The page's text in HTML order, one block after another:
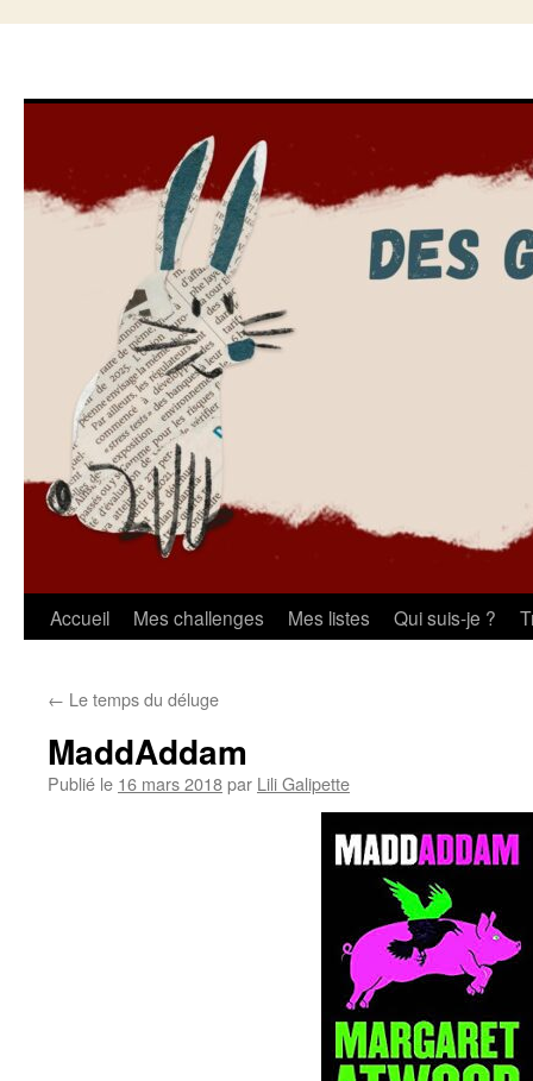
Aller
contenu
Accueil Mes challenges Mes listes Qui suis-je ?
← Le temps du déluge
MaddAddam
Publié le 16 mars 2018par Lili Galipette